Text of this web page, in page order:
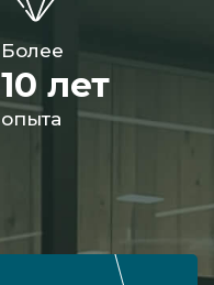
Более
10 лет
опыта